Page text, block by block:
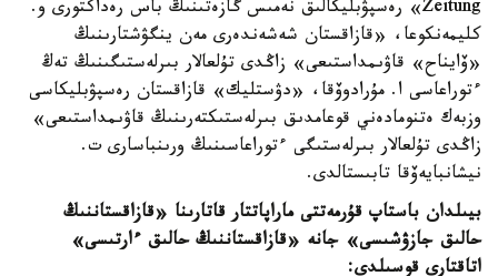
Zeitung» رەسپۋبليكالىق نەمىس گازەتىنىڭ باس رەداكتورى و.
كليمەنكوعا، «قازاقستان شەشەندەرى مەن ينگۋشتارىنىڭ
«ۆايناح» قاۋىمداستىعى» زاڭدى تۇلعالار بىرلەستىگىنىڭ تەڭ
ءتوراعاسى ا. مۇرادوۆقا، «دۋستليك» قازاقستان رەسپۋبليكاسى
وزبەك ەتنومادەني قوعامدىق بىرلەستىكتەرىنىڭ قاۋىمداستىعى»
زاڭدى تۇلعالار بىرلەستىگى ءتوراعاسىنىڭ ورىنباسارى ت.
نيشانبايەۆقا تابىستالدى.
بيىلدان باستاپ قۇرمەتتى ماراپاتتار قاتارىنا «قازاقستاننىڭ
حالىق جازۋشىسى» جانە «قازاقستاننىڭ حالىق ءارتىسى»
اتاقتارى قوسىلدى: